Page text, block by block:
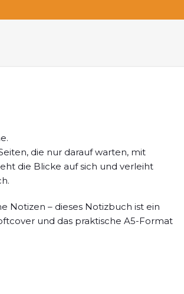
die nur darauf warten, mit
die Blicke auf sich und verleiht
Notizen – dieses Notizbuch ist ein
und das praktische A5-Format